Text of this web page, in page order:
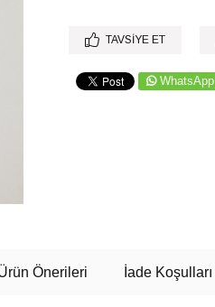
TAVSIYE ET
WhatsApp
Önerileri İade Koşulları